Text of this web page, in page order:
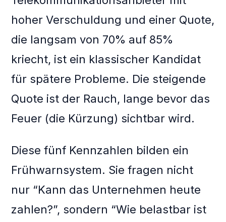
hoher Verschuldung und einer Quote,
die langsam von 70% auf 85%
kriecht, ist ein klassischer Kandidat
für spätere Probleme. Die steigende
Quote ist der Rauch, lange bevor das
Feuer (die Kürzung) sichtbar wird.
Diese fünf Kennzahlen bilden ein
Frühwarnsystem. Sie fragen nicht
nur “Kann das Unternehmen heute
zahlen?”, sondern “Wie belastbar ist